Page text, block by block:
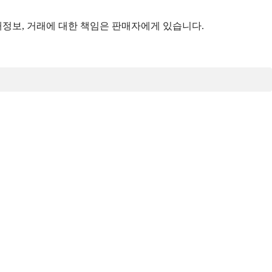
보, 거래에 대한 책임은 판매자에게 있습니다.